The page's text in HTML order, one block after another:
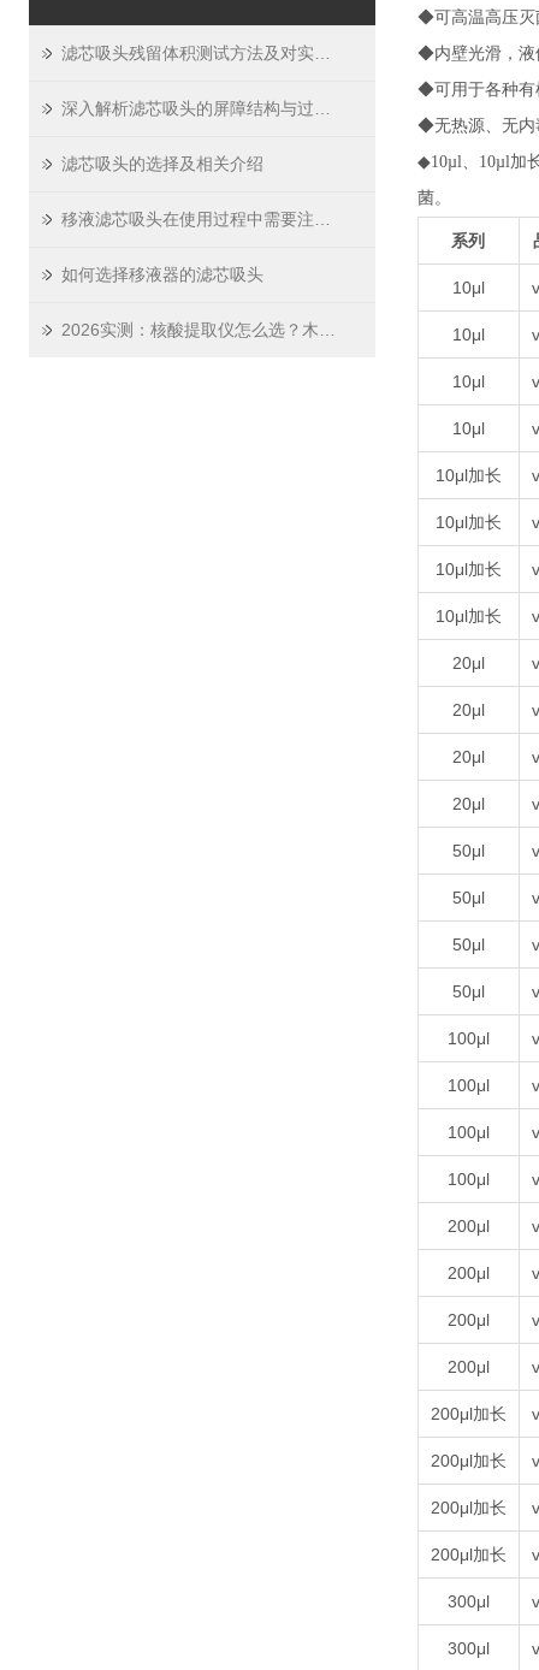
滤芯吸头的选择及相关介绍
如何选择移液器的滤芯吸头
◆可高温高压灭
◆内壁光滑，液
◆可用于各种有
◆无热源、无内
◆10µl、10µl加
菌。
系列
10μl
10μl
10μl
10μl
10μl加长
10μl加长
10μl加长
10μl加长
20μl
20μl
20μl
20μl
50μl
50μl
50μl
50μl
100μl
100μl
100μl
100μl
200μl
200μl
200μl
200μl
200μl加长
200μl加长
200μl加长
200μl加长
300μl
300μl